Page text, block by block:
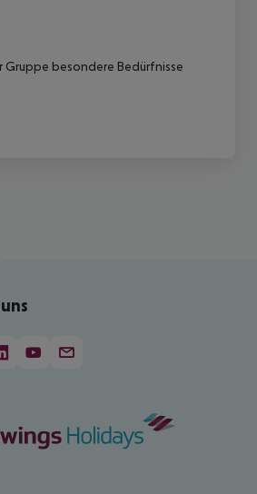
Gruppe besondere Bedürfnisse